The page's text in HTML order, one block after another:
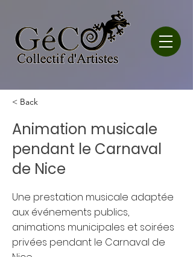
< Back
Animation musicale
pendant le Carnaval
de Nice
Une prestation musicale adaptée
aux événements publics,
animations municipales et soirées
privées pendant le Carnaval de